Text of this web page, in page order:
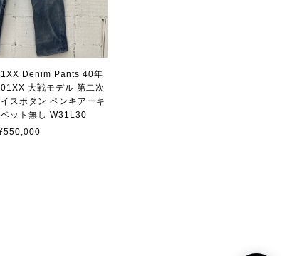
Denim Pants 40年
大戦モデル 第二次
スボタン ペンキアーキ
ット無し W31L30